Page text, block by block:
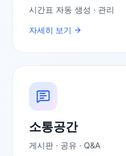
시간표 자동 생성 · 관리
자세히 보기
소통공간
게시판 · 공유 · Q&A